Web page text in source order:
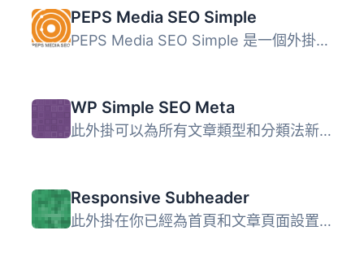
PEPS Media SEO Simple
PEPS Media SEO Simple 是一個外掛，提供以下特色： – ...
WP Simple SEO Meta
此外掛可以為所有文章類型和分類法新增頁面標題、meta敘述、...
Responsive Subheader
此外掛在你已經為首頁和文章頁面設置靜態頁面時效果最佳。 輕...